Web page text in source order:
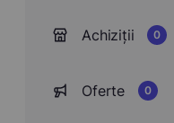
Achiziții 0
Oferte 0